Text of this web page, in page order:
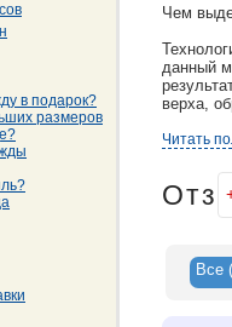
в подарок?
размеров
Чем
данный
верха,
Вся
Что
мы
Читать
Все